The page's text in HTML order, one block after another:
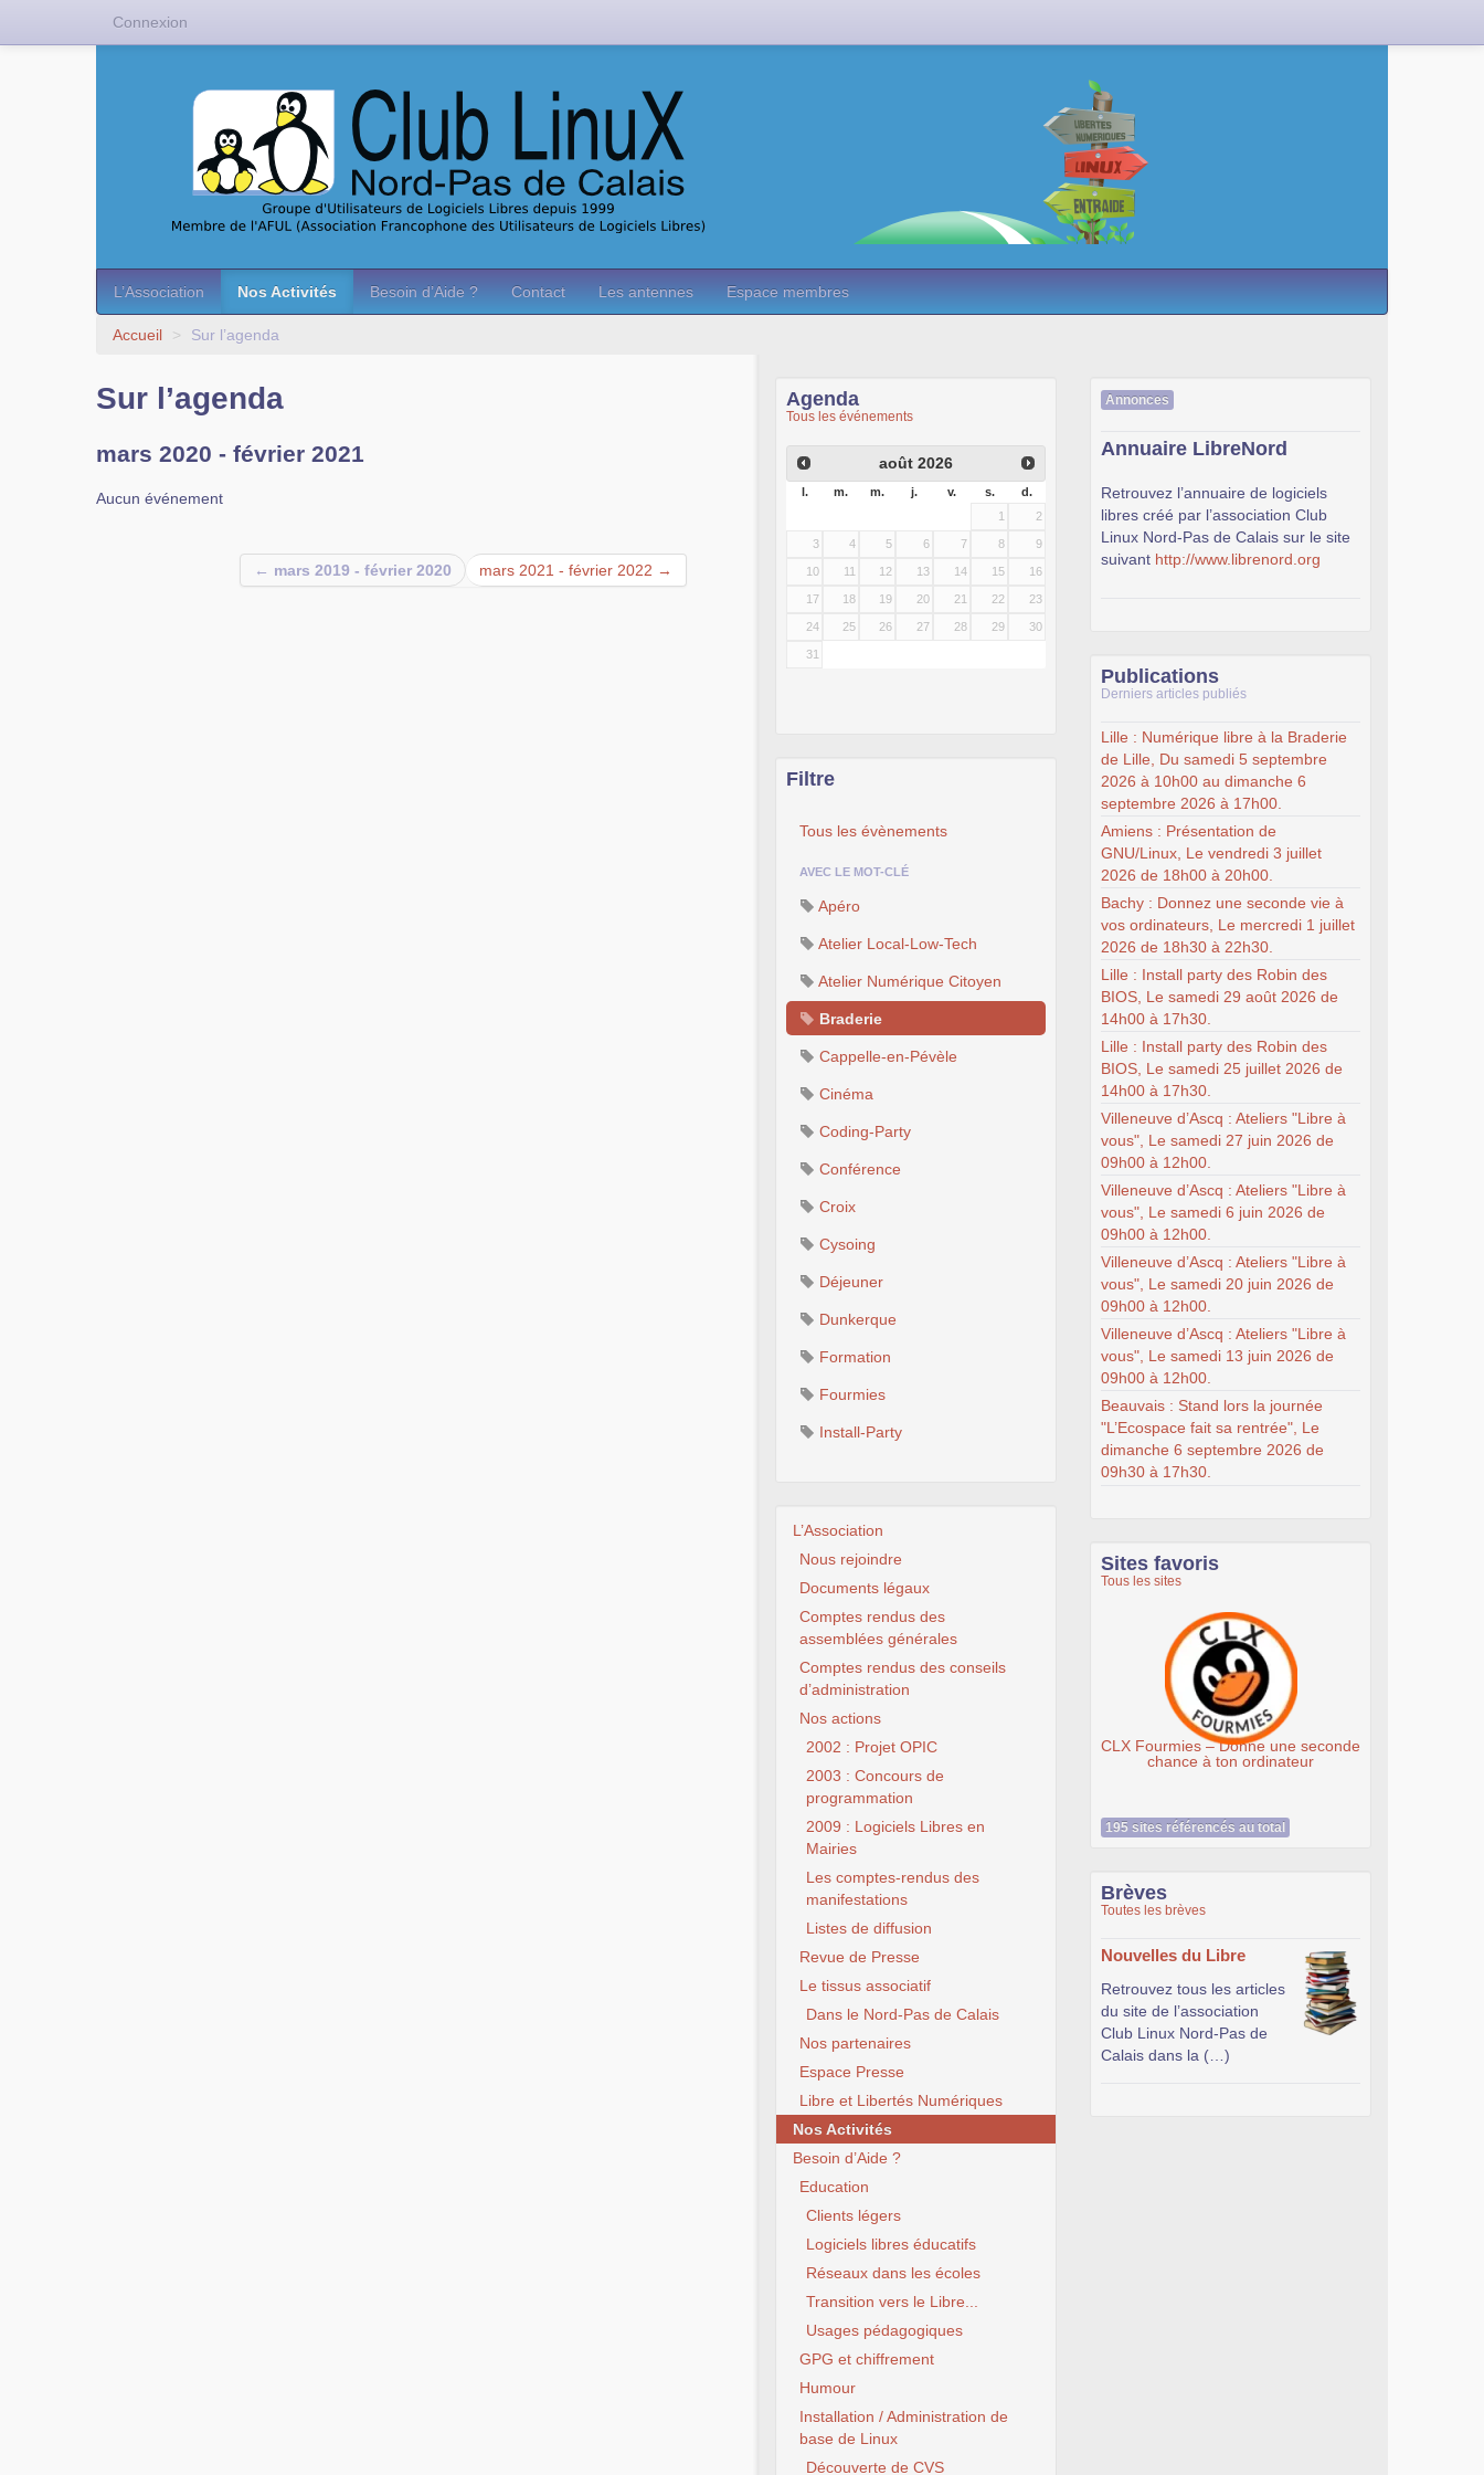
L’Association Nos Activités Besoin d’Aide ? Contact Les antennes Espace membres
Accueil > Sur l’agenda
Sur l’agenda
mars 2020 - février 2021
Aucun événement
← mars 2019 - février 2020 mars 2021 - février 2022 →
Agenda
Tous les événements
août 2026
l. m. m. j. v. s.
d.
1
2
3 4 5 6 7 8 9
10 11 12 13 14 15 16
17 18 19 20 21 22 23
24 25 26 27 28 29 30
31
Filtre
Tous les évènements
AVEC LE MOT-CLÉ
Apéro
Atelier Local-Low-Tech
Atelier Numérique Citoyen
Braderie
Cappelle-en-Pévèle
Cinéma
Coding-Party
Conférence
Croix
Cysoing
Déjeuner
Dunkerque
Formation
Fourmies
Install-Party
L’Association
Nous rejoindre
Documents légaux
Comptes rendus des
assemblées générales
Comptes rendus des conseils
d’administration
Nos actions
2002 : Projet OPIC
2003 : Concours de
programmation
2009 : Logiciels Libres en
Mairies
Les comptes-rendus des
manifestations
Listes de diffusion
Revue de Presse
Le tissus associatif
Dans le Nord-Pas de Calais
Nos partenaires
Espace Presse
Libre et Libertés Numériques
Nos Activités
Besoin d’Aide ?
Education
Clients légers
Logiciels libres éducatifs
Réseaux dans les écoles
Transition vers le Libre...
Usages pédagogiques
GPG et chiffrement
Humour
Installation / Administration de
base de Linux
Découverte de CVS
Annonces
Annuaire LibreNord
Retrouvez l’annuaire de logiciels
libres créé par l’association Club
Linux Nord-Pas de Calais sur le site
suivant http://www.librenord.org
Publications
Derniers articles publiés
Lille : Numérique libre à la Braderie
de Lille, Du samedi 5 septembre
2026 à 10h00 au dimanche 6
septembre 2026 à 17h00.
Amiens : Présentation de
GNU/Linux, Le vendredi 3 juillet
2026 de 18h00 à 20h00.
Bachy : Donnez une seconde vie à
vos ordinateurs, Le mercredi 1 juillet
2026 de 18h30 à 22h30.
Lille : Install party des Robin des
BIOS, Le samedi 29 août 2026 de
14h00 à 17h30.
Lille : Install party des Robin des
BIOS, Le samedi 25 juillet 2026 de
14h00 à 17h30.
Villeneuve d’Ascq : Ateliers "Libre à
vous", Le samedi 27 juin 2026 de
09h00 à 12h00.
Villeneuve d’Ascq : Ateliers "Libre à
vous", Le samedi 6 juin 2026 de
09h00 à 12h00.
Villeneuve d’Ascq : Ateliers "Libre à
vous", Le samedi 20 juin 2026 de
09h00 à 12h00.
Villeneuve d’Ascq : Ateliers "Libre à
vous", Le samedi 13 juin 2026 de
09h00 à 12h00.
Beauvais : Stand lors la journée
"L’Ecospace fait sa rentrée", Le
dimanche 6 septembre 2026 de
09h30 à 17h30.
Sites favoris
Tous les sites
CLX Fourmies – Donne une seconde
Association Éthiciel
195 sites référencés au total
Brèves
Toutes les brèves
Nouvelles du Libre
Retrouvez tous les articles
du site de l’association
Club Linux Nord-Pas de
Calais dans la (…)
Connexion